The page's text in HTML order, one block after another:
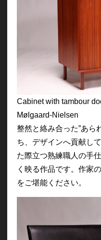
Cabinet with tambour
Mølgaard-Nielsen
整然と絡み合った”あら
ち、デザインへ貢献し
た際立つ熟練職人の手
く映る作品です。作家
をご堪能ください。